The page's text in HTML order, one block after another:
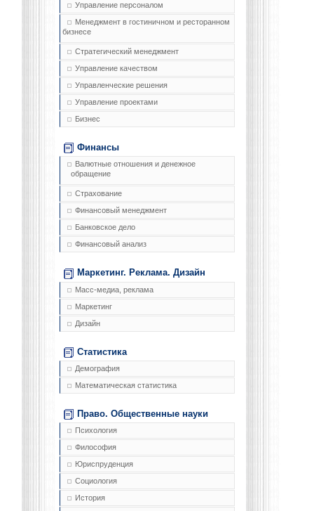
Управление персоналом
Менеджмент в гостиничном и ресторанном
бизнесе
Стратегический менеджмент
Управление качеством
Управленческие решения
Управление проектами
Бизнес
Финансы
Валютные отношения и денежное
обращение
Страхование
Финансовый менеджмент
Банковское дело
Финансовый анализ
Маркетинг. Реклама. Дизайн
Масс-медиа, реклама
Маркетинг
Дизайн
Статистика
Демография
Математическая статистика
Право. Общественные науки
Психология
Философия
Юриспруденция
Социология
История